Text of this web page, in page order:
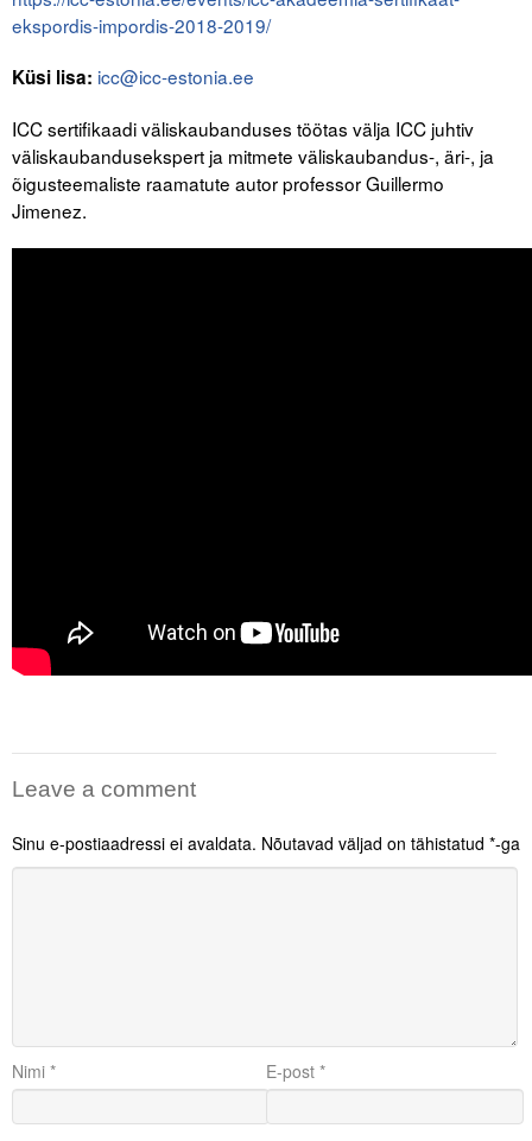
ekspordis-impordis-2018-2019/
Küsi lisa: icc@icc-estonia.ee
ICC sertifikaadi väliskaubanduses töötas välja ICC juhtiv
väliskaubandusekspert ja mitmete väliskaubandus-, äri-, ja
õigusteemaliste raamatute autor professor Guillermo
Jimenez.
Leave a comment
Sinu e-postiaadressi ei avaldata. Nõutavad väljad on tähistatud *-ga
Nimi * E-post *